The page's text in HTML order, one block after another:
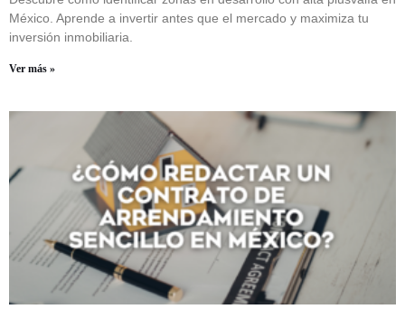
México. Aprende a invertir antes que el mercado y maximiza tu
inversión inmobiliaria.
Ver más »